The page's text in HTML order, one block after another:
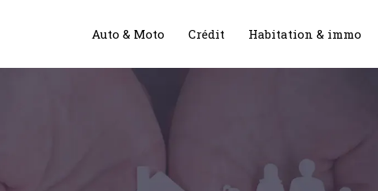
Auto & Moto Crédit Habitation & immo